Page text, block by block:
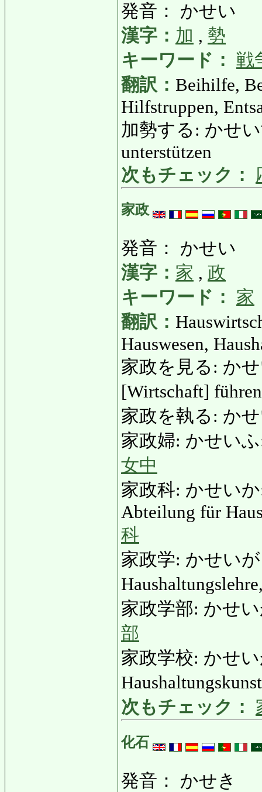
発音： かせい
漢字： 加 , 勢
キーワード： 戦
翻訳： Beihilfe,
Hilfstruppen,
加勢する: かせい
unterstützen
次もチェック：
家政
発音： かせい
漢字： 家 , 政
キーワード：
家
翻訳：
Hauswesen,
家政を見る: かせ
[Wirtschaft]
家政を執る: か
家政婦: かせいふ
女中
家政科: かせいか
Abteilung für
科
家政学: かせいが
家政学部: かせ
部
家政学校: かせ
次もチェック：
化石
発音： かせき